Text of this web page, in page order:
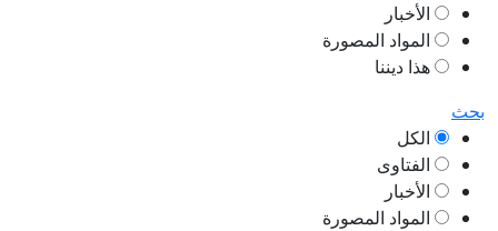
الأخبار
المواد المصورة
هذا ديننا
بحث
الكل
الفتاوى
الأخبار
المواد المصورة